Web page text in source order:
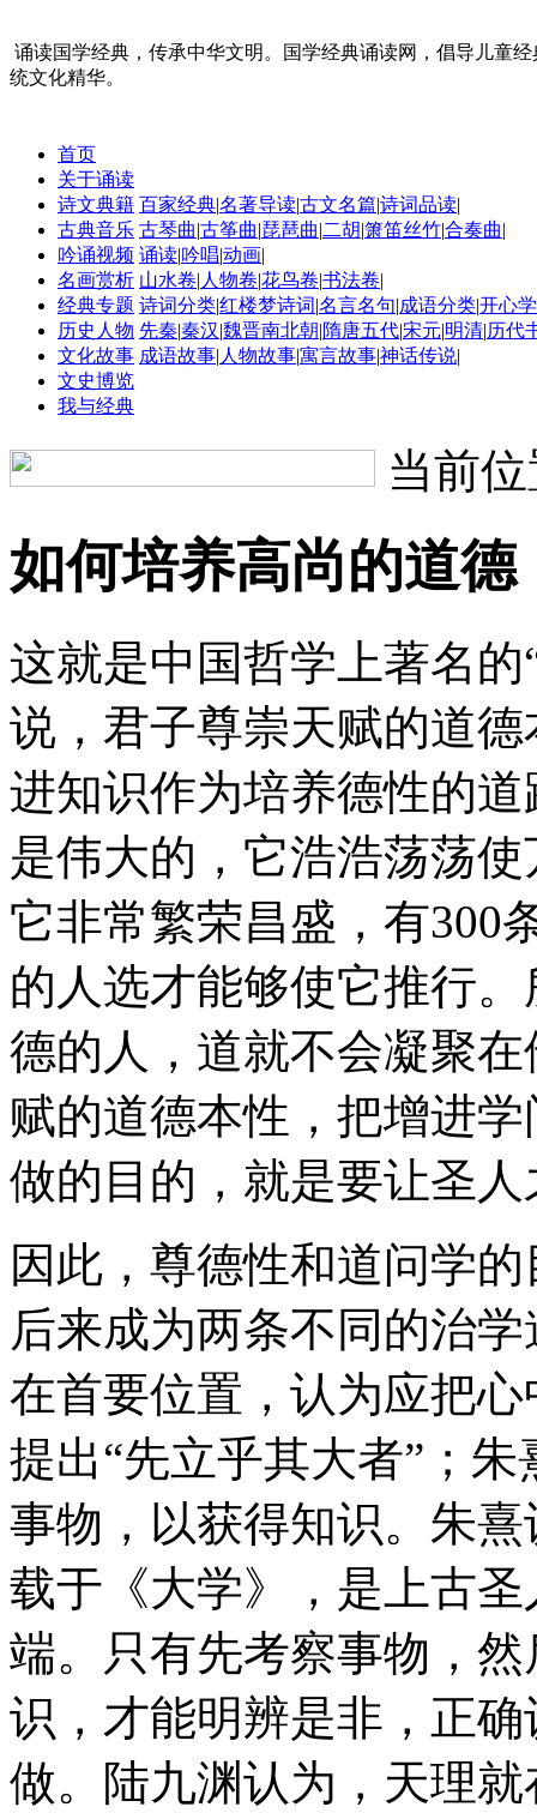
诵读国学经典，传承中华文明。国学经典诵读网，倡导儿童
统文化精华。
首页
关于诵读
诗文典籍 百家经典|名著导读|古文名篇|诗词品读|
古典音乐 古琴曲|古筝曲|琵琶曲|二胡|箫笛丝竹|合奏曲|
吟诵视频 诵读|吟唱|动画|
名画赏析 山水卷| 人物卷|花鸟卷|书法卷|
经典专题 诗词分类|红楼梦诗词|名言名句|成语分类|开心
历史人物 先秦|秦汉|魏晋南北朝|隋唐五代|宋元|明清|历代
文化故事 成语故事| 人物故事|寓言故事|神话传说|
文史博览
我与经典
当前
如何培养高尚的道德
这就是中国哲学上著名
说，君子尊崇天赋的道
进知识作为培养德性的
是伟大的，它浩浩荡荡
它非常繁荣昌盛，有300
的人选才能够使它推行
德的人，道就不会凝聚
赋的道德本性，把增进
做的目的，就是要让圣
因此，尊德性和道问学
后来成为两条不同的治
在首要位置，认为应把
提出“先立乎其大者”；
事物，以获得知识。朱
载于《大学》，是上古
端。只有先考察事物，
识，才能明辨是非，正
做。陆九渊认为，天理